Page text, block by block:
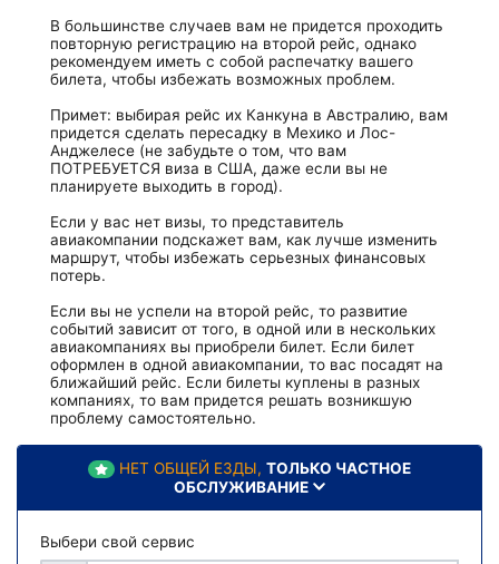
В большинстве случаев вам не придется проходить
повторную регистрацию на второй рейс, однако
рекомендуем иметь с собой распечатку вашего
билета, чтобы избежать возможных проблем.
Примет: выбирая рейс их Канкуна в Австралию, вам
придется сделать пересадку в Мехико и Лос-
Анджелесе (не забудьте о том, что вам
ПОТРЕБУЕТСЯ виза в США, даже если вы не
планируете выходить в город).
Если у вас нет визы, то представитель
авиакомпании подскажет вам, как лучше изменить
маршрут, чтобы избежать серьезных финансовых
потерь.
Если вы не успели на второй рейс, то развитие
событий зависит от того, в одной или в нескольких
авиакомпаниях вы приобрели билет. Если билет
оформлен в одной авиакомпании, то вас посадят на
ближайший рейс. Если билеты куплены в разных
компаниях, то вам придется решать возникшую
проблему самостоятельно.
НЕТ ОБЩЕЙ ЕЗДЫ, ТОЛЬКО ЧАСТНОЕ
ОБСЛУЖИВАНИЕ
Выбери свой сервис